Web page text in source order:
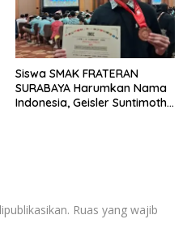
Siswa SMAK FRATERAN
SURABAYA Harumkan Nama
Indonesia, Geisler Suntimothy
Ruas yang wajib